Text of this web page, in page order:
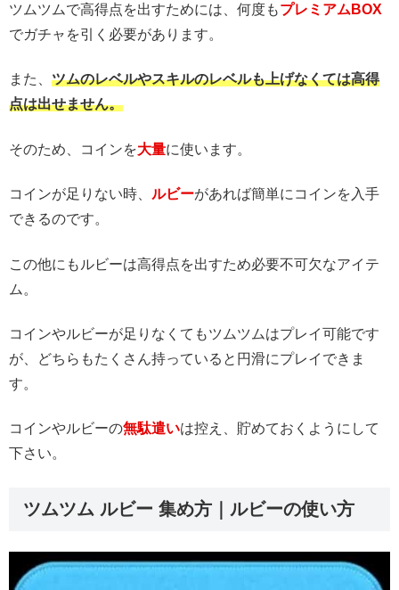
ツムツムで高得点を出すためには、何度もプレミアムBOX
でガチャを引く必要があります。
また、 ツムのレベルやスキルのレベルも上げなくては高得
点は出せません。
そのため、コインを大量に使います。
コインが足りない時、 ルビーがあれば簡単にコインを入手
できるのです。
この他にもルビーは高得点を出すため必要不可欠なアイテ
ム。
コインやルビーが足りなくてもツムツムはプレイ可能です
が、どちらもたくさん持っていると円滑にプレイできま
す。
コインやルビーの無駄遣いは控え、貯めておくようにして
下さい。
ツムツム ルビー 集め方｜ルビーの使い方